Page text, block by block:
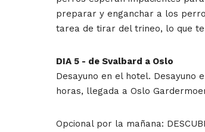
preparar y enganchar a los
tarea de tirar del trineo, lo que
DIA 5 - de Svalbard a Oslo
Desayuno en el hotel. Desayuno
horas, llegada a Oslo
Opcional por la mañana: